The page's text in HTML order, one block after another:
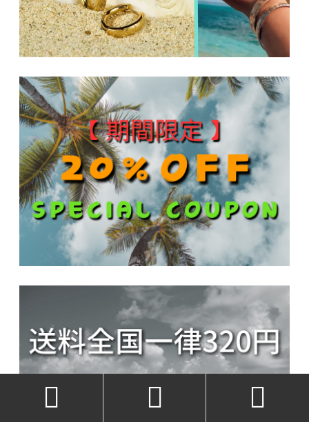
  